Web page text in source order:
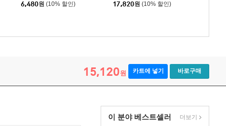
6,480원 (10% 할인)
17,820원 (10% 할인)
15,120원 카트에 넣기 바로구매
이 분야 베스트셀러 더보기